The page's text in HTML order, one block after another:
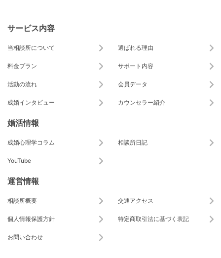
サービス内容
当相談所について 選ばれる理由
料金プラン サポート内容
活動の流れ 会員データ
成婚インタビュー カウンセラー紹介
婚活情報
成婚心理学コラム 相談所日記
YouTube
運営情報
相談所概要 交通アクセス
個人情報保護方針 特定商取引法に基づく表記
お問い合わせ